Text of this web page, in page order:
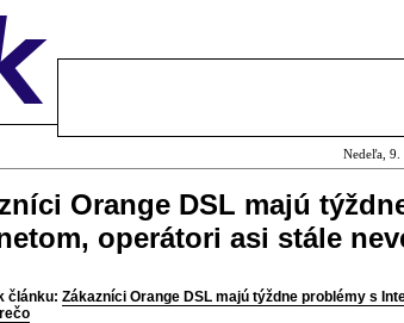
Nedeľa, 9.
Orange DSL majú
operátori asi stále
článku: Zákazníci Orange DSL majú týždne problémy s